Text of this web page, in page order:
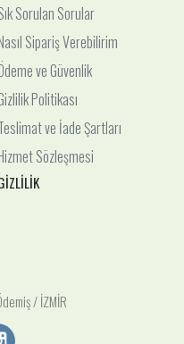
Sorulan Sorular
Sipariş Verebilirim
ve Güvenlik
Politikası
ve İade Şartları
Sözleşmesi
/ İZMİR